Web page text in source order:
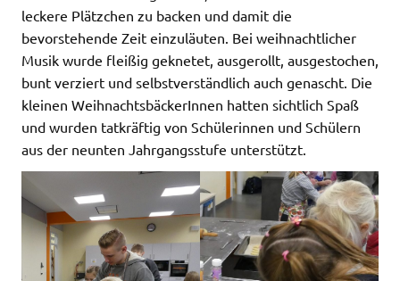
leckere Plätzchen zu backen und damit die
bevorstehende Zeit einzuläuten. Bei weihnachtlicher
Musik wurde fleißig geknetet, ausgerollt, ausgestochen,
bunt verziert und selbstverständlich auch genascht. Die
kleinen WeihnachtsbäckerInnen hatten sichtlich Spaß
und wurden tatkräftig von Schülerinnen und Schülern
aus der neunten Jahrgangsstufe unterstützt.